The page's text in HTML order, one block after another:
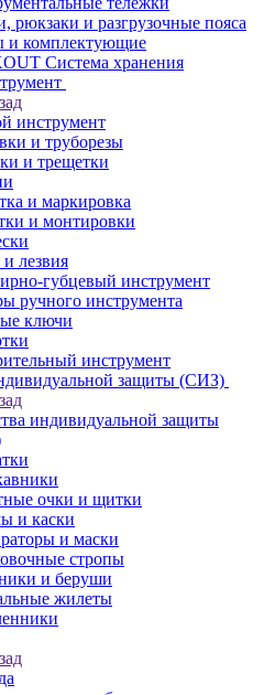
рюкзаки и разгрузочные пояса
и комплектующие
Система хранения
инструмент
и труборезы
и трещетки
и маркировка
и монтировки
лезвия
губцевый инструмент
ручного инструмента
ключи
инструмент
защиты (СИЗ)
индивидуальной защиты
очки и щитки
и каски
и маски
стропы
и беруши
жилеты